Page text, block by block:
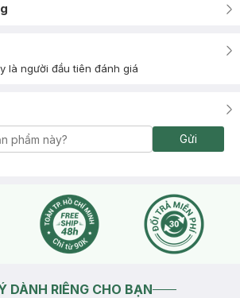
là người đầu tiên đánh giá
Gửi
DÀNH RIÊNG CHO BẠN